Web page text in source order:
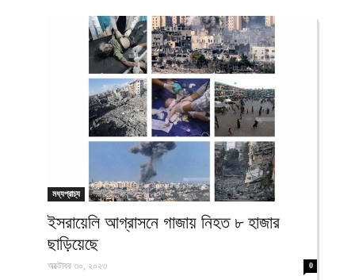
আল-
মধ্যপ্রাচ্য
ইসরায়েলি আগ্রাসনে গাজায় নিহত ৮ হাজার
ছাড়িয়েছে
অক্টোবর ৩০, ২০২৩ 0